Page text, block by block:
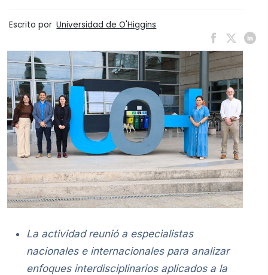
Escrito por Universidad de O'Higgins
La actividad reunió a especialistas
nacionales e internacionales para analizar
enfoques interdisciplinarios aplicados a la